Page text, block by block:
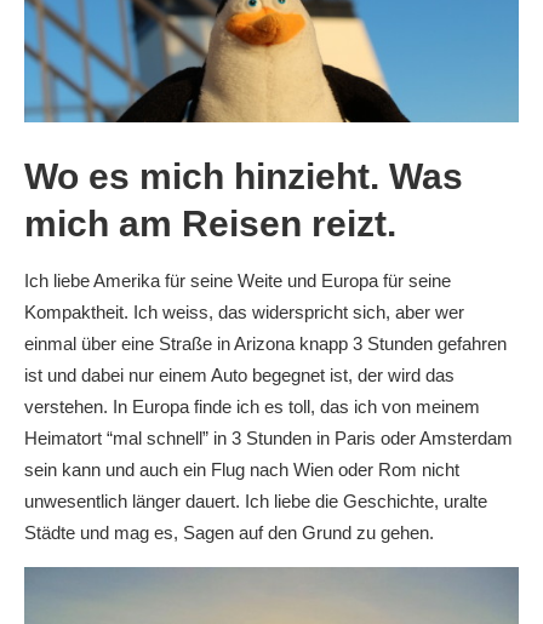
Wo es mich hinzieht. Was
mich am Reisen reizt.
Ich liebe Amerika für seine Weite und Europa für seine
Kompaktheit. Ich weiss, das widerspricht sich, aber wer
einmal über eine Straße in Arizona knapp 3 Stunden gefahren
ist und dabei nur einem Auto begegnet ist, der wird das
verstehen. In Europa finde ich es toll, das ich von meinem
Heimatort “mal schnell” in 3 Stunden in Paris oder Amsterdam
sein kann und auch ein Flug nach Wien oder Rom nicht
unwesentlich länger dauert. Ich liebe die Geschichte, uralte
Städte und mag es, Sagen auf den Grund zu gehen.